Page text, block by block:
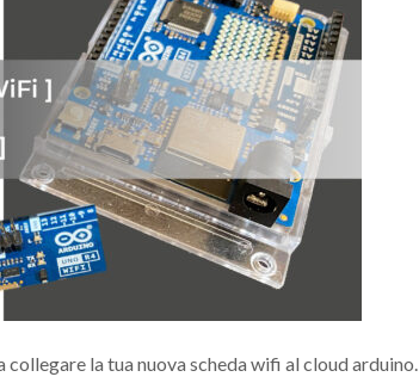
la tua nuova scheda wifi al cloud arduino.